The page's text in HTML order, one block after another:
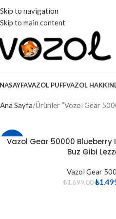
Skip to navigation
Skip to main content
VAZOL PUFFVAZOL
Ana Sayfa Ürünler “Vozol Gear
-12%
Vazol Gear 50000 Blueberry
Buz Gibi
Vazol Gear
₺1.699,00₺